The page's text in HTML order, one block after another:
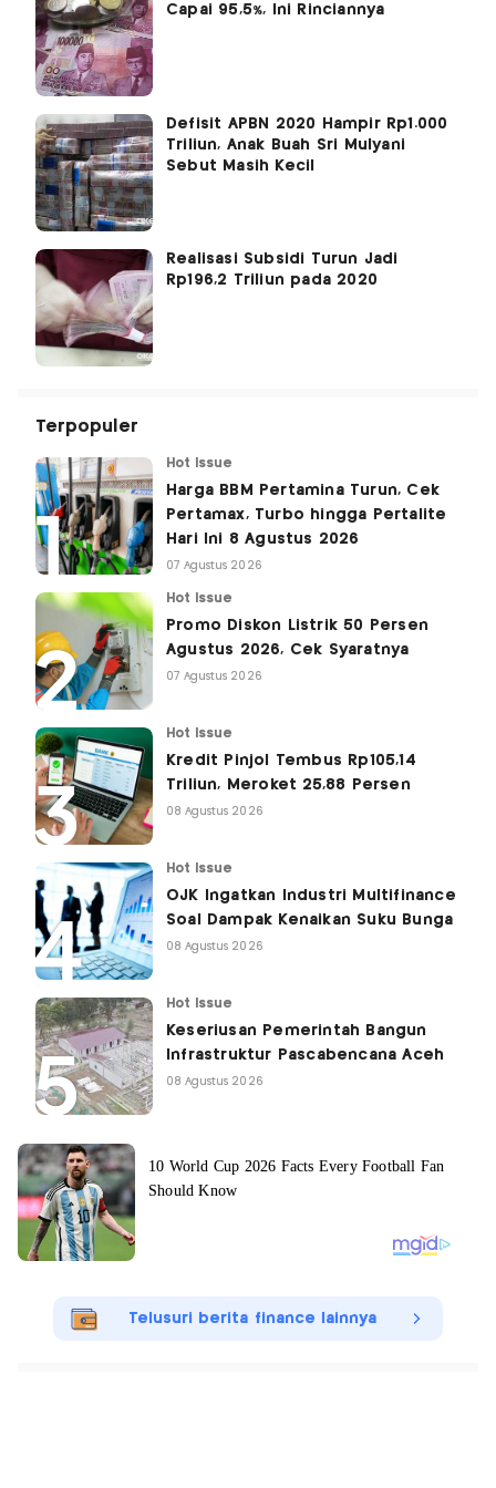
Capai 95,5%, Ini Rinciannya
Defisit APBN 2020 Hampir Rp1.000
Triliun, Anak Buah Sri Mulyani
Sebut Masih Kecil
Realisasi Subsidi Turun Jadi
Rp196,2 Triliun pada 2020
Terpopuler
Hot Issue
Harga BBM Pertamina Turun, Cek
Pertamax, Turbo hingga Pertalite
Hari Ini 8 Agustus 2026
07 Agustus 2026
Hot Issue
Promo Diskon Listrik 50 Persen
Agustus 2026, Cek Syaratnya
07 Agustus 2026
Hot Issue
Kredit Pinjol Tembus Rp105,14
Triliun, Meroket 25,88 Persen
08 Agustus 2026
Hot Issue
OJK Ingatkan Industri Multifinance
Soal Dampak Kenaikan Suku Bunga
08 Agustus 2026
Hot Issue
Keseriusan Pemerintah Bangun
Infrastruktur Pascabencana Aceh
08 Agustus 2026
Telusuri berita finance lainnya